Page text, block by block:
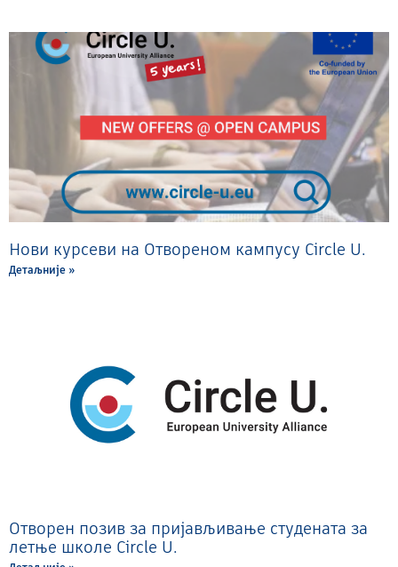
Нови курсеви на Отвореном кампусу Circle U.
Детаљније »
Отворен позив за пријављивање студената за
летње школе Circle U.